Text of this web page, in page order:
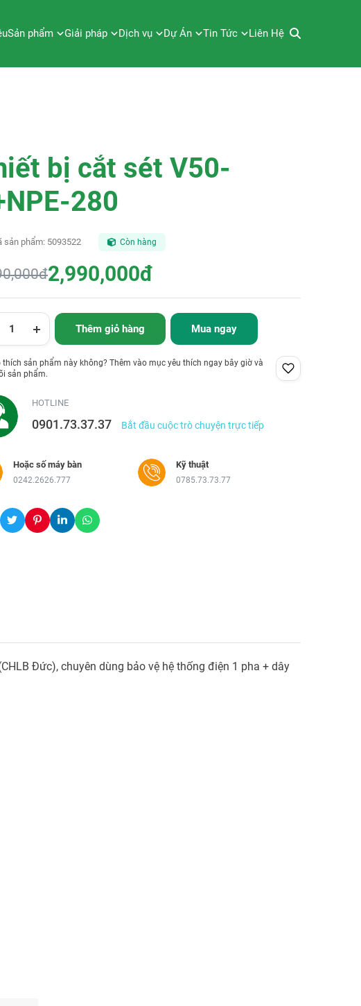
Sản phẩm Giải pháp Dịch vụ Dự Án Tin Tức Liên Hệ
bị cắt sét V50-
280
sản phẩm: 5093522 Còn hàng
2,990,000đ
Thêm giỏ hàng Mua ngay
thích sản phẩm này không? Thêm vào mục yêu thích ngay bây giờ và
sản phẩm.
HOTLINE
0901.73.37.37 Bắt đầu cuộc trò chuyện trực tiếp
Hoặc số máy bàn
0242.2626.777
Kỹ thuật
0785.73.73.77
Đức), chuyên dùng bảo vệ hệ thống điện 1 pha + dây